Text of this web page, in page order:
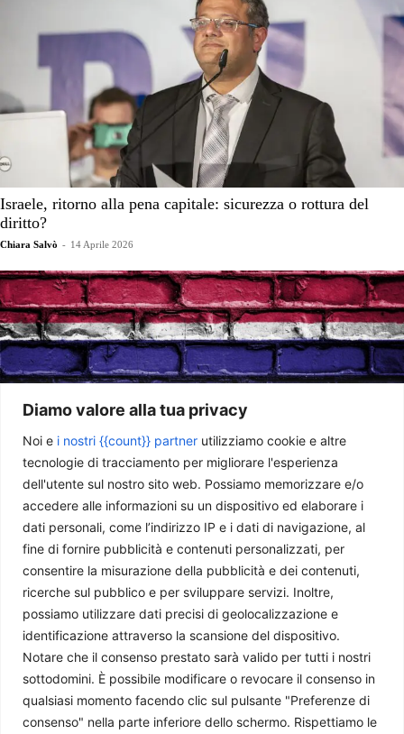
Diamo valore alla tua privacy
Noi e i nostri {{count}} partner utilizziamo cookie e altre
tecnologie di tracciamento per migliorare l'esperienza
dell'utente sul nostro sito web. Possiamo memorizzare e/o
accedere alle informazioni su un dispositivo ed elaborare i
dati personali, come l’indirizzo IP e i dati di navigazione, al
fine di fornire pubblicità e contenuti personalizzati, per
consentire la misurazione della pubblicità e dei contenuti,
ricerche sul pubblico e per sviluppare servizi. Inoltre,
possiamo utilizzare dati precisi di geolocalizzazione e
identificazione attraverso la scansione del dispositivo.
Notare che il consenso prestato sarà valido per tutti i nostri
sottodomini. È possibile modificare o revocare il consenso in
qualsiasi momento facendo clic sul pulsante "Preferenze di
consenso" nella parte inferiore dello schermo. Rispettiamo le
Israele, ritorno alla pena capitale: sicurezza o rottura del
diritto?
Chiara Salvò - 14 Aprile 2026
Gambia, la Corte Suprema deciderà sul bando delle MGF
Alessia Tolu - 3 Aprile 2026